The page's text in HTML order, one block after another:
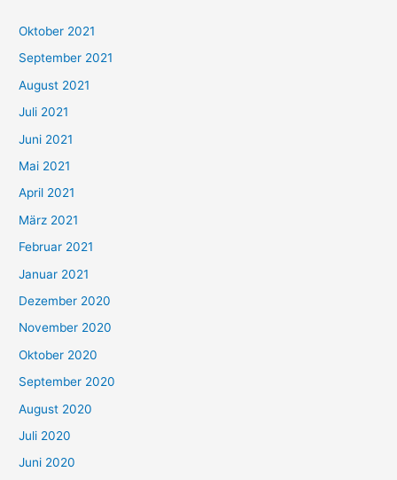
n
n
a
c
h
:
Oktober 2021
September 2021
August 2021
Juli 2021
Juni 2021
Mai 2021
April 2021
März 2021
Februar 2021
Januar 2021
Dezember 2020
November 2020
Oktober 2020
September 2020
August 2020
Juli 2020
Juni 2020